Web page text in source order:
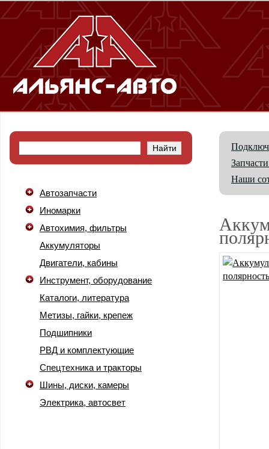
Автозапчасти
Иномарки
Автохимия, фильтры
Аккумуляторы
Двигатели, кабины
Инструмент, оборудование
Каталоги, литература
Метизы, гайки, крепеж
Подшипники
РВД и комплектующие
Спецтехника и тракторы
Шины, диски, камеры
Электрика, автосвет
Наши